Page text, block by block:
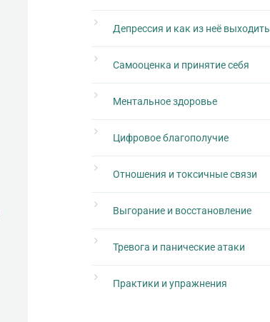
Депрессия и как из неё выходить
Самооценка и принятие себя
Ментальное здоровье
Цифровое благополучие
Отношения и токсичные связи
Выгорание и восстановление
Тревога и панические атаки
Практики и упражнения